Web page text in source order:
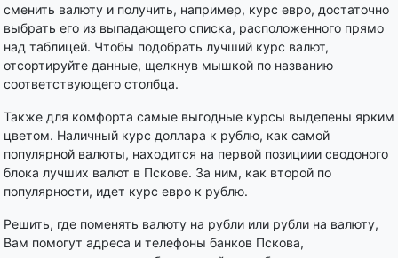
сменить валюту и получить, например, курс евро, достаточно
выбрать его из выпадающего списка, расположенного прямо
над таблицей. Чтобы подобрать лучший курс валют,
отсортируйте данные, щелкнув мышкой по названию
соответствующего столбца.
Также для комфорта самые выгодные курсы выделены ярким
цветом. Наличный курс доллара к рублю, как самой
популярной валюты, находится на первой позициии сводоного
блока лучших валют в Пскове. За ним, как второй по
популярности, идет курс евро к рублю.
Решить, где поменять валюту на рубли или рубли на валюту,
Вам помогут адреса и телефоны банков Пскова,